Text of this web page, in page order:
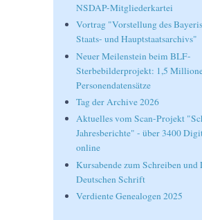
NSDAP-Mitgliederkartei
Vortrag "Vorstellung des
Staats- und Hauptstaatsarchivs"
Neuer Meilenstein beim BLF-
Sterbebilderprojekt: 1,5
Personendatensätze
Tag der Archive 2026
Aktuelles vom Scan-Projekt
Jahresberichte" - über 3400
online
Kursabende zum Schreiben und
Deutschen Schrift
Verdiente Genealogen 2025